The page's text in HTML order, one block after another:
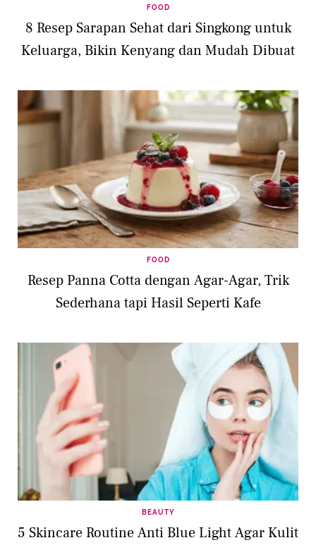
FOOD
8 Resep Sarapan Sehat dari Singkong untuk
Keluarga, Bikin Kenyang dan Mudah Dibuat
FOOD
Resep Panna Cotta dengan Agar-Agar, Trik
Sederhana tapi Hasil Seperti Kafe
BEAUTY
5 Skincare Routine Anti Blue Light Agar Kulit